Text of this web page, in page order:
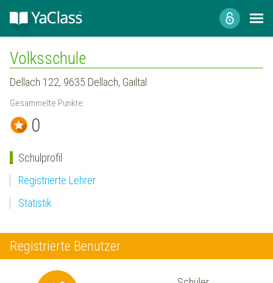
Volksschule
Dellach 122, 9635 Dellach, Gailtal
Gesammelte Punkte:
0
Schulprofil
Registrierte Lehrer
Statistik
Registrierte Benutzer